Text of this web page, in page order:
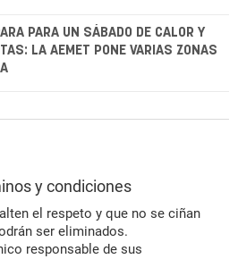
PARA UN SÁBADO DE CALOR Y
LA AEMET PONE VARIAS ZONAS
y condiciones
el respeto y que no se ciñan
ser eliminados.
responsable de sus